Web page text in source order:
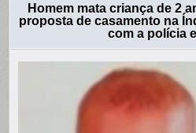
Homem mata criança de 2
proposta de casamento na
com a polícia